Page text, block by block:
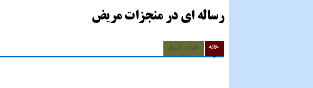
رساله اى در منجزات مریض
خانه نظرات کاربران